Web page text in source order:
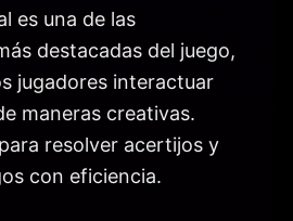
es una de las
destacadas del juego,
jugadores interactuar
maneras creativas.
resolver acertijos y
con eficiencia.